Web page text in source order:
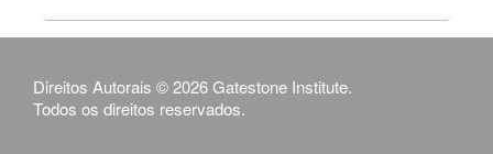
Direitos Autorais © 2026 Gatestone Institute.
Todos os direitos reservados.